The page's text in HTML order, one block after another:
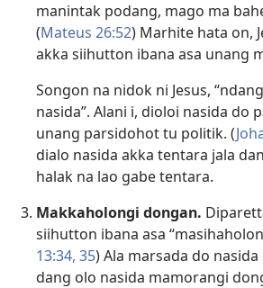
manintak podang, mago ma
(Mateus 26:52) Marhite hata on,
akka siihutton ibana asa unang
Songon na nidok ni Jesus,
nasida”. Alani i, dioloi nasida do
unang parsidohot tu politik. (
dialo nasida akka tentara jala
halak na lao gabe tentara.
Makkaholongi dongan.
siihutton ibana asa
13:34, 35) Ala marsada do
dang olo nasida mamorangi